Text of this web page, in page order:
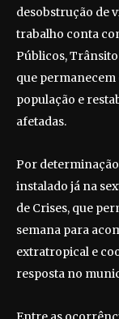
desobstrução de
trabalho conta
Públicos,
que
população e
afetadas.
Por
instalado já na
de Crises, que
semana para
extratropical e
resposta no